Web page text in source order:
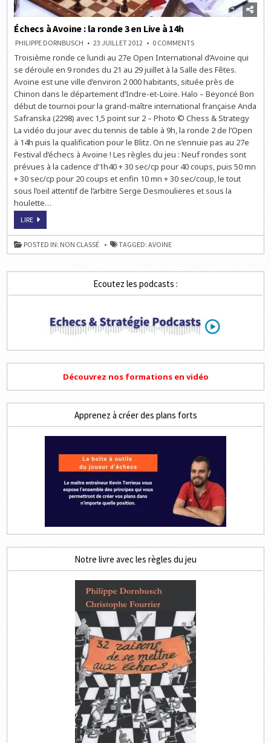
Échecs à Avoine : la ronde 3 en Live à 14h
PHILIPPE DORNBUSCH 23 JUILLET 2012 0 COMMENTSON
À
AVOINE
:
LA
RONDE
3
EN
LIVE
14H
Troisième ronde ce lundi au 27e Open International d’Avoine qui
se déroule en 9 rondes du 21 au 29 juillet à la Salle des Fêtes.
Avoine est une ville d’environ 2 000 habitants, située près de
Chinon dans le département d’Indre-et-Loire. Halo – Beyoncé Bon
début de tournoi pour la grand-maître international française Anda
Safranska (2298) avec 1,5 point sur 2 – Photo © Chess & Strategy
La vidéo du jour avec du tennis de table à 9h, la ronde 2 de l’Open
à 14h puis la qualification pour le Blitz. On ne s’ennuie pas au 27e
Festival d’échecs à Avoine ! Les règles du jeu : Neuf rondes sont
prévues à la cadence d’1h40 + 30 sec/cp pour 40 coups, puis 50 mn
+ 30 sec/cp pour 20 coups et enfin 10 mn + 30 sec/coup, le tout
sous l’oeil attentif de l’arbitre Serge Desmoulieres et sous la
houlette…
LIREÉCHECS
AVOINE
:
LA
RONDE
EN
POSTED IN: NON CLASSÉ TAGGED:AVOINE
Ecoutez les podcasts :
Découvrez nos formations en vidéo
Apprenez à créer des plans forts
Notre livre avec les règles du jeu